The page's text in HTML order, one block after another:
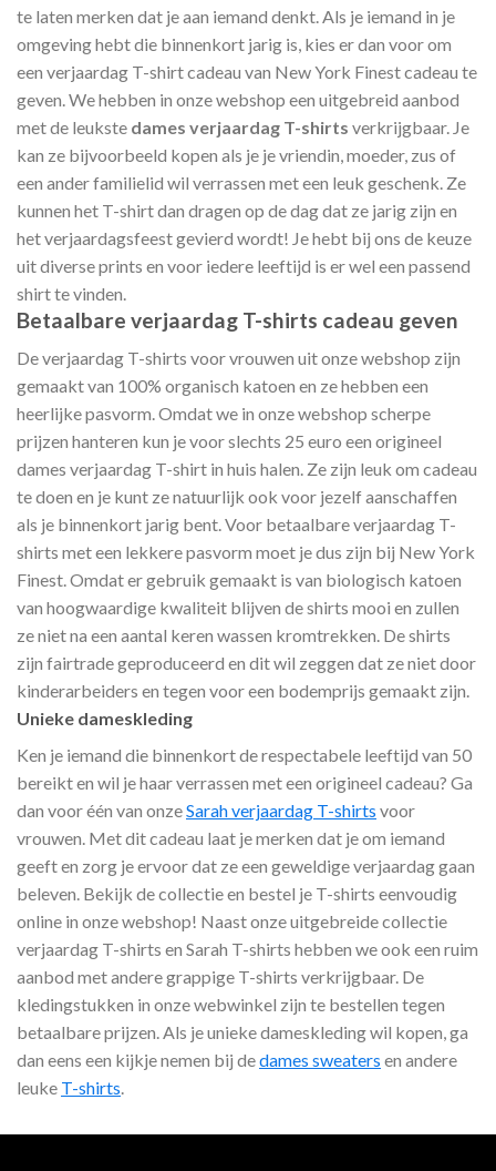
te laten merken dat je aan iemand denkt. Als je iemand in je
omgeving hebt die binnenkort jarig is, kies er dan voor om
een verjaardag T-shirt cadeau van New York Finest cadeau te
geven. We hebben in onze webshop een uitgebreid aanbod
met de leukste dames verjaardag T-shirts verkrijgbaar. Je
kan ze bijvoorbeeld kopen als je je vriendin, moeder, zus of
een ander familielid wil verrassen met een leuk geschenk. Ze
kunnen het T-shirt dan dragen op de dag dat ze jarig zijn en
het verjaardagsfeest gevierd wordt! Je hebt bij ons de keuze
uit diverse prints en voor iedere leeftijd is er wel een passend
shirt te vinden.
Betaalbare verjaardag T-shirts cadeau geven
De verjaardag T-shirts voor vrouwen uit onze webshop zijn
gemaakt van 100% organisch katoen en ze hebben een
heerlijke pasvorm. Omdat we in onze webshop scherpe
prijzen hanteren kun je voor slechts 25 euro een origineel
dames verjaardag T-shirt in huis halen. Ze zijn leuk om cadeau
te doen en je kunt ze natuurlijk ook voor jezelf aanschaffen
als je binnenkort jarig bent. Voor betaalbare verjaardag T-
shirts met een lekkere pasvorm moet je dus zijn bij New York
Finest. Omdat er gebruik gemaakt is van biologisch katoen
van hoogwaardige kwaliteit blijven de shirts mooi en zullen
ze niet na een aantal keren wassen kromtrekken. De shirts
zijn fairtrade geproduceerd en dit wil zeggen dat ze niet door
kinderarbeiders en tegen voor een bodemprijs gemaakt zijn.
Unieke dameskleding
Ken je iemand die binnenkort de respectabele leeftijd van 50
bereikt en wil je haar verrassen met een origineel cadeau? Ga
dan voor één van onzeSarah verjaardag T-shirts voor
vrouwen. Met dit cadeau laat je merken dat je om iemand
geeft en zorg je ervoor dat ze een geweldige verjaardag gaan
beleven. Bekijk de collectie en bestel je T-shirts eenvoudig
online in onze webshop! Naast onze uitgebreide collectie
verjaardag T-shirts en Sarah T-shirts hebben we ook een ruim
aanbod met andere grappige T-shirts verkrijgbaar. De
kledingstukken in onze webwinkel zijn te bestellen tegen
betaalbare prijzen. Als je unieke dameskleding wil kopen, ga
dan eens een kijkje nemen bij dedames sweaters en andere
leuke T-shirts.